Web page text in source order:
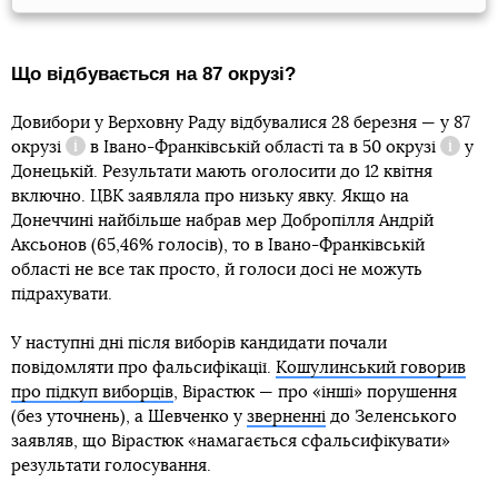
Що відбувається на 87 окрузі?
Довибори у Верховну Раду відбувалися 28 березня — у 87
окрузі
Довідка
в Івано-Франківській області та в 50 окрузі
у
Донецькій. Результати мають оголосити до 12 квітня
включно. ЦВК заявляла про низьку явку. Якщо на
Донеччині найбільше набрав мер Добропілля Андрій
Аксьонов (65,46% голосів), то в Івано-Франківській
області не все так просто, й голоси досі не можуть
підрахувати.
У наступні дні після виборів кандидати почали
повідомляти про фальсифікації. Кошулинський говорив
про підкуп виборців , Вірастюк — про «інші» порушення
(без уточнень), а Шевченко у зверненні до Зеленського
заявляв, що Вірастюк «намагається сфальсифікувати»
результати голосування.